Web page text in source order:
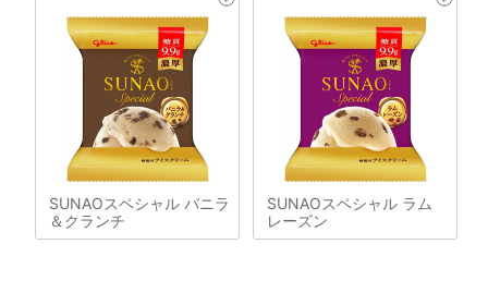
SUNAOスペシャル バニラ
＆クランチ
SUNAOスペシャル ラム
レーズン